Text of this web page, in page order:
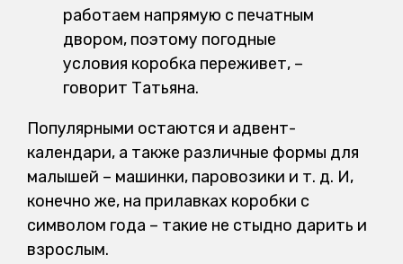
работаем напрямую с печатным
двором, поэтому погодные
условия коробка переживет, –
говорит Татьяна.
Популярными остаются и адвент-
календари, а также различные формы для
малышей – машинки, паровозики и т. д. И,
конечно же, на прилавках коробки с
символом года – такие не стыдно дарить и
взрослым.